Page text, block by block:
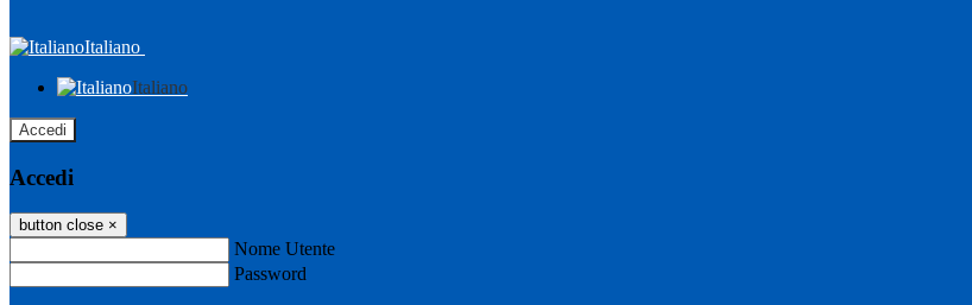
Italiano
Italiano
Accedi
Accedi
button close ×
Nome Utente
Password